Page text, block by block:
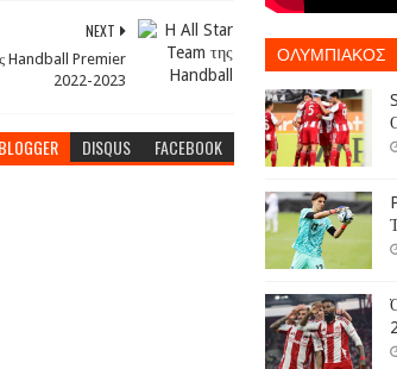
NEXT
Handball Premier
2022-2023
BLOGGER DISQUS FACEBOOK
ΟΛΥΜΠΙΑΚΟΣ